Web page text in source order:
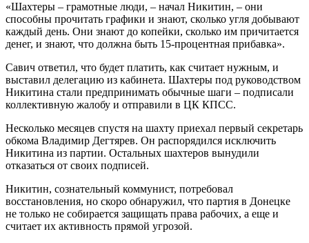
«Шахтеры – грамотные люди, – начал Никитин, – они
способны прочитать графики и знают, сколько угля добывают
каждый день. Они знают до копейки, сколько им причитается
денег, и знают, что должна быть 15-процентная прибавка».
Савич ответил, что будет платить, как считает нужным, и
выставил делегацию из кабинета. Шахтеры под руководством
Никитина стали предпринимать обычные шаги – подписали
коллективную жалобу и отправили в ЦК КПСС.
Несколько месяцев спустя на шахту приехал первый секретарь
обкома Владимир Дегтярев. Он распорядился исключить
Никитина из партии. Остальных шахтеров вынудили
отказаться от своих подписей.
Никитин, сознательный коммунист, потребовал
восстановления, но скоро обнаружил, что партия в Донецке
не только не собирается защищать права рабочих, а еще и
считает их активность прямой угрозой.